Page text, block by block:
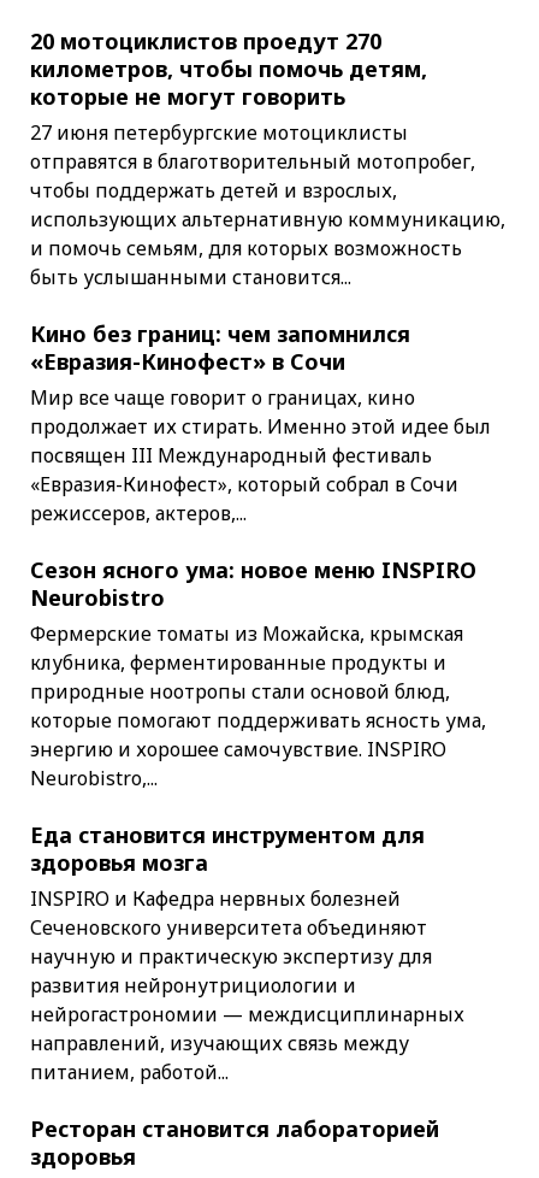
20 мотоциклистов проедут 270
километров, чтобы помочь детям,
которые не могут говорить
27 июня петербургские мотоциклисты
отправятся в благотворительный мотопробег,
чтобы поддержать детей и взрослых,
использующих альтернативную коммуникацию,
и помочь семьям, для которых возможность
быть услышанными становится...
Кино без границ: чем запомнился
«Евразия-Кинофест» в Сочи
Мир все чаще говорит о границах, кино
продолжает их стирать. Именно этой идее был
посвящен III Международный фестиваль
«Евразия-Кинофест», который собрал в Сочи
режиссеров, актеров,...
Сезон ясного ума: новое меню INSPIRO
Neurobistro
Фермерские томаты из Можайска, крымская
клубника, ферментированные продукты и
природные ноотропы стали основой блюд,
которые помогают поддерживать ясность ума,
энергию и хорошее самочувствие. INSPIRO
Neurobistro,...
Еда становится инструментом для
здоровья мозга
INSPIRO и Кафедра нервных болезней
Сеченовского университета объединяют
научную и практическую экспертизу для
развития нейронутрициологии и
нейрогастрономии — междисциплинарных
направлений, изучающих связь между
питанием, работой...
Ресторан становится лабораторией
здоровья